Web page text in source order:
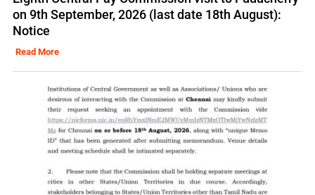
on 9th September, 2026 (last date 18th August):
Notice
Read More